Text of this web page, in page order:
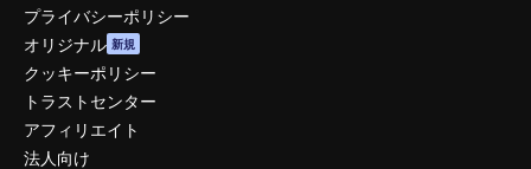
プライバシーポリシー
オリジナル 新規
クッキーポリシー
トラストセンター
アフィリエイト
法人向け